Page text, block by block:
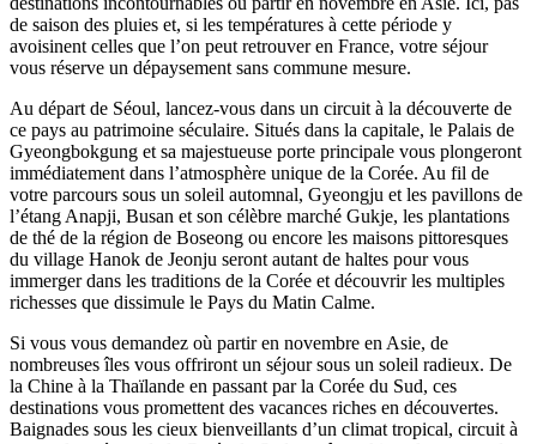
de saison des pluies et, si les températures à cette période y
avoisinent celles que l’on peut retrouver en France, votre séjour
vous réserve un dépaysement sans commune mesure.
Au départ de Séoul, lancez-vous dans un circuit à la découverte de
ce pays au patrimoine séculaire. Situés dans la capitale, le Palais de
Gyeongbokgung et sa majestueuse porte principale vous plongeront
immédiatement dans l’atmosphère unique de la Corée. Au fil de
votre parcours sous un soleil automnal, Gyeongju et les pavillons de
l’étang Anapji, Busan et son célèbre marché Gukje, les plantations
de thé de la région de Boseong ou encore les maisons pittoresques
du village Hanok de Jeonju seront autant de haltes pour vous
immerger dans les traditions de la Corée et découvrir les multiples
richesses que dissimule le Pays du Matin Calme.
Si vous vous demandez où partir en novembre en Asie, de
nombreuses îles vous offriront un séjour sous un soleil radieux. De
la Chine à la Thaïlande en passant par la Corée du Sud, ces
destinations vous promettent des vacances riches en découvertes.
Baignades sous les cieux bienveillants d’un climat tropical, circuit à